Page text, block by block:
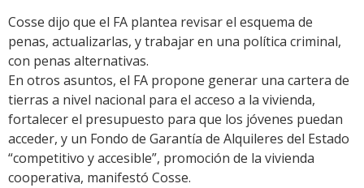
Cosse dijo que el FA plantea revisar el esquema de
penas, actualizarlas, y trabajar en una política criminal,
con penas alternativas.
En otros asuntos, el FA propone generar una cartera de
tierras a nivel nacional para el acceso a la vivienda,
fortalecer el presupuesto para que los jóvenes puedan
acceder, y un Fondo de Garantía de Alquileres del Estado
“competitivo y accesible”, promoción de la vivienda
cooperativa, manifestó Cosse.